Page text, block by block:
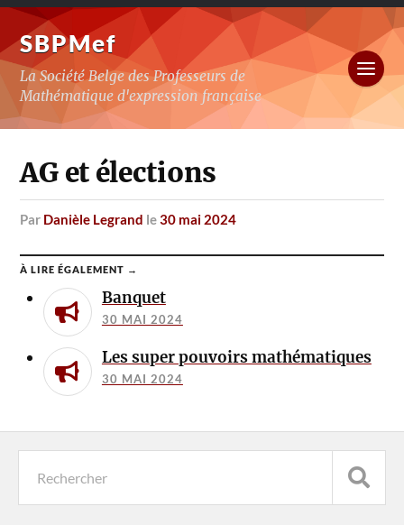
SBPMef
La Société Belge des Professeurs de
Mathématique d'expression française
AG et élections
par Danièle Legrand le30 mai 2024
À LIRE ÉGALEMENT →
Banquet
30 MAI 2024
Les super pouvoirs mathématiques
30 MAI 2024